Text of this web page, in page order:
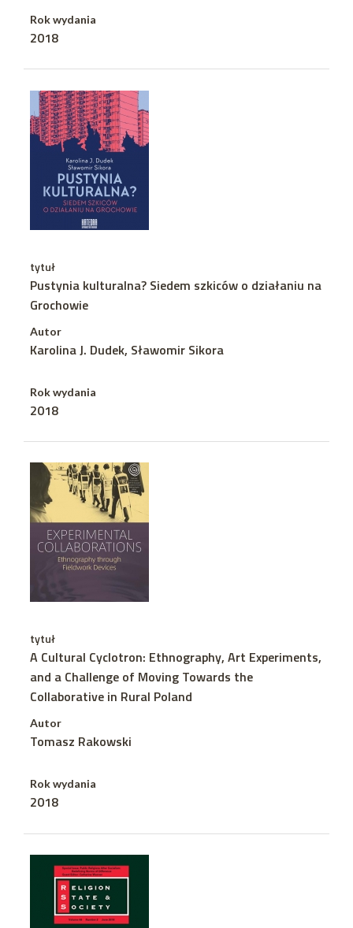
Rok wydania
2018
tytuł
Pustynia kulturalna? Siedem szkiców o działaniu na
Grochowie
Autor
Karolina J. Dudek, Sławomir Sikora
Rok wydania
2018
tytuł
A Cultural Cyclotron: Ethnography, Art Experiments,
and a Challenge of Moving Towards the
Collaborative in Rural Poland
Autor
Tomasz Rakowski
Rok wydania
2018